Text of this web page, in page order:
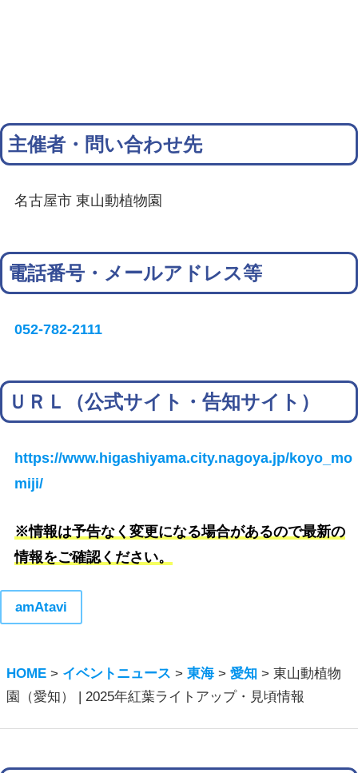
主催者・問い合わせ先
名古屋市 東山動植物園
電話番号・メールアドレス等
052-782-2111
ＵＲＬ（公式サイト・告知サイト）
https://www.higashiyama.city.nagoya.jp/koyo_mo
miji/
※情報は予告なく変更になる場合があるので最新の
情報をご確認ください。
amAtavi
HOME > イベントニュース >東海>愛知 >東山動植物
園（愛知） | 2025年紅葉ライトアップ・見頃情報